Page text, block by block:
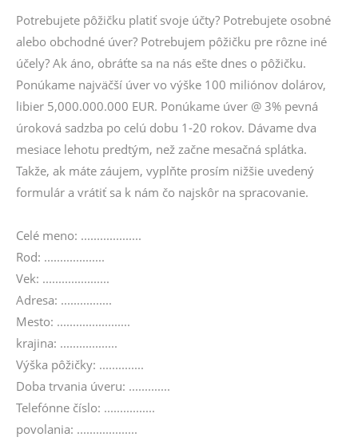
Potrebujete pôžičku platiť svoje účty? Potrebujete osobné
alebo obchodné úver? Potrebujem pôžičku pre rôzne iné
účely? Ak áno, obráťte sa na nás ešte dnes o pôžičku.
Ponúkame najväčší úver vo výške 100 miliónov dolárov,
libier 5,000.000.000 EUR. Ponúkame úver @ 3% pevná
úroková sadzba po celú dobu 1-20 rokov. Dávame dva
mesiace lehotu predtým, než začne mesačná splátka.
Takže, ak máte záujem, vyplňte prosím nižšie uvedený
formulár a vrátiť sa k nám čo najskôr na spracovanie.
Celé meno: ...................
Rod: ...................
Vek: .....................
Adresa: ................
Mesto: .......................
krajina: ..................
Výška pôžičky: ..............
Doba trvania úveru: .............
Telefónne číslo: ................
povolania: ...................